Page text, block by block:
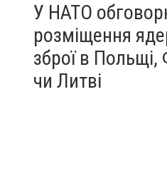
У НАТО
розміщення
зброї в Польщі,
чи Литві